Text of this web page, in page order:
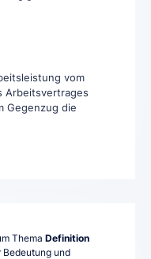
vom
Arbeitsvertrages
Gegenzug die
Thema Definition
Bedeutung und